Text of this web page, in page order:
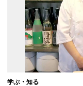
学ぶ・知る